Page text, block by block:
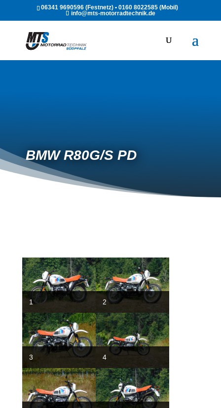
06341 9690596 (Festnetz) • 0160 8022585 (Mobil)
info@mts-motorradtechnik.de
BMW R80G/S PD
1 2
3 4